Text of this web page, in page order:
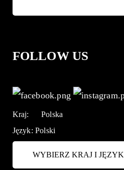
FOLLOW US
Kraj:
Polska
Język:Polski
WYBIERZ KRAJ I JĘZYK